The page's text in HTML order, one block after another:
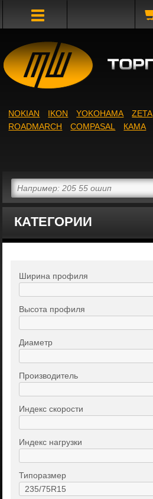
КАТЕГОРИИ
NOKIAN IKON YOKOHAMA ZETA
ROADMARCH
COMPASAL КАМА
Ширина профиля
Высота профиля
Диаметр
Производитель
Индекс скорости
Индекс нагрузки
Типоразмер